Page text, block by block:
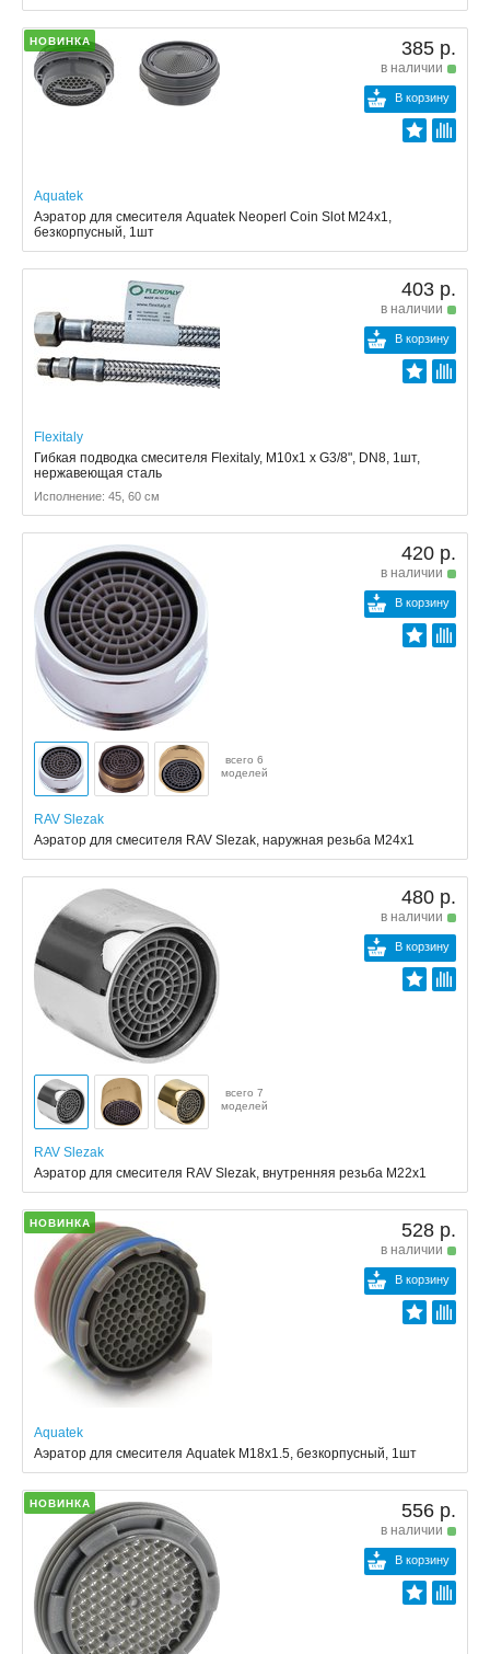
НОВИНКА 385 р.
в наличии
В корзину
Aquatek
Аэратор для смесителя Aquatek Neoperl Coin Slot M24x1,
безкорпусный, 1шт
403 р.
в наличии
В корзину
Flexitaly
Гибкая подводка смесителя Flexitaly, M10x1 x G3/8", DN8, 1шт,
нержавеющая сталь
Исполнение: 45, 60 см
420 р.
в наличии
В корзину
всего 6
моделей
RAV Slezak
Аэратор для смесителя RAV Slezak, наружная резьба M24x1
480 р.
в наличии
В корзину
всего 7
моделей
RAV Slezak
Аэратор для смесителя RAV Slezak, внутренняя резьба M22x1
НОВИНКА 528 р.
в наличии
В корзину
Aquatek
Аэратор для смесителя Aquatek M18x1.5, безкорпусный, 1шт
НОВИНКА 556 р.
в наличии
В корзину